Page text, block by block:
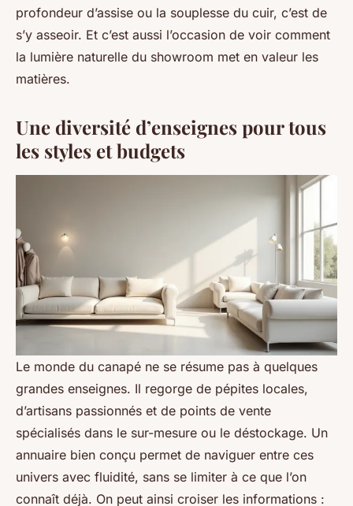
profondeur d’assise ou la souplesse du cuir, c’est de
s’y asseoir. Et c’est aussi l’occasion de voir comment
la lumière naturelle du showroom met en valeur les
matières.
Une diversité d’enseignes pour tous
les styles et budgets
Le monde du canapé ne se résume pas à quelques
grandes enseignes. Il regorge de pépites locales,
d’artisans passionnés et de points de vente
spécialisés dans le sur-mesure ou le déstockage. Un
annuaire bien conçu permet de naviguer entre ces
univers avec fluidité, sans se limiter à ce que l’on
connaît déjà. On peut ainsi croiser les informations :